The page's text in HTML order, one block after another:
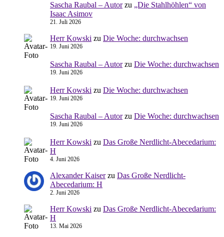
Sascha Raubal – Autorzu „Die Stahlhöhlen“ von
Isaac Asimov
21. Juli 2026
Herr Kowski zu Die Woche: durchwachsen
19. Juni 2026
Sascha Raubal – Autorzu Die Woche: durchwachsen
19. Juni 2026
Herr Kowski zu Die Woche: durchwachsen
19. Juni 2026
Sascha Raubal – Autorzu Die Woche: durchwachsen
19. Juni 2026
Herr Kowski zu Das Große Nerdlicht-Abecedarium:
H
4. Juni 2026
Alexander Kaiserzu Das Große Nerdlicht-
Abecedarium: H
2. Juni 2026
Herr Kowski zu Das Große Nerdlicht-Abecedarium:
H
13. Mai 2026